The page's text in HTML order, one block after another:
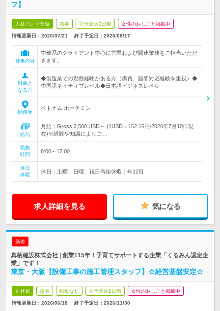
フ】
人材バンク登録 急募 完全週休2日制 女性のおしごと掲載中
情報更新日：2026/07/21 終了予定日： 2026/08/17
仕事内容
中華系のクライアント中心に営業および関連業務をご担当いただ
きます。
対象と
なる方
◆製造業での勤務経験がある方（購買、顧客対応経験を重視）◆
中国語ネイティブレベル◆日本語ビジネスレベル
勤務地
ベトナム ホーチミン
給与
月給：Gross 2,500 USD～ (1USD＝162.16円/2026年7月10日現
在)※経験や知識によりご…
勤務
時間
8:00～17:00
休日
休暇
休日：土曜、日曜、祝日有給休暇：年12日
求人詳細を見る 気になる
新着
真柄建設株式会社 | 創業115年！子育てサポートする企業「くるみん認定企
業」です！
東京・大阪【設備工事の施工管理スタッフ】☆経営基盤安定☆
正社員 急募 転勤なし 完全週休2日制 女性のおしごと掲載中
情報更新日：2026/06/18 終了予定日： 2026/11/30